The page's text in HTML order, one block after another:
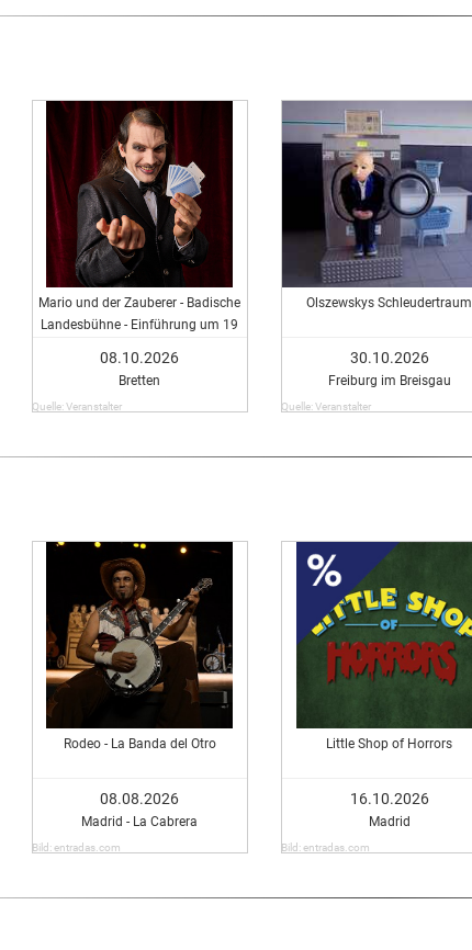
Mario und der Zauberer - Badische
Landesbühne - Einführung um 19
08.10.2026
Bretten
Quelle: Veranstalter
Olszewskys Schleudertraum
30.10.2026
Freiburg im Breisgau
Quelle: Veranstalter
Rodeo - La Banda del Otro
08.08.2026
Madrid - La Cabrera
Bild: entradas.com
Little Shop of Horrors
16.10.2026
Madrid
Bild: entradas.com